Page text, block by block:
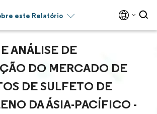
este Relatório
ANÁLISE DE
DO MERCADO DE
DE SULFETO DE
DA ÁSIA-PACÍFICO -